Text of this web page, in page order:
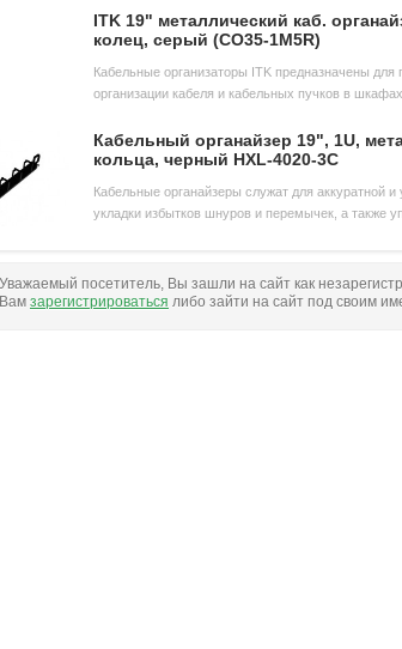
ITK 19" металлический каб.
колец, серый (CO35-1M5R)
Кабельные организаторы ITK предназначены для
организации кабеля и кабельных пучков в
Кабельный органайзер 19", 1U,
кольца, черный НXL-4020-3C
Кабельные органайзеры служат для аккуратной и
укладки избытков шнуров и перемычек, а также
Уважаемый посетитель, Вы зашли на сайт как
Вам зарегистрироваться либо зайти на сайт под своим